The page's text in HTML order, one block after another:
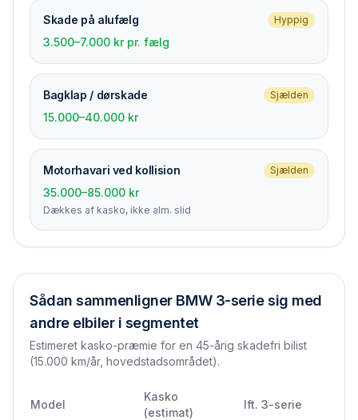
Skade på alufælg Hyppig
3.500–7.000 kr pr. fælg
Bagklap / dørskade Sjælden
15.000–40.000 kr
Motorhavari ved kollision Sjælden
35.000–85.000 kr
Dækkes af kasko, ikke alm. slid
Sådan sammenligner BMW 3-seriesig med
andre elbiler i segmentet
Estimeret kasko-præmie for en 45-årig skadefri bilist
(15.000 km/år, hovedstadsområdet).
Model
Kasko
(estimat)
Ift. 3-serie